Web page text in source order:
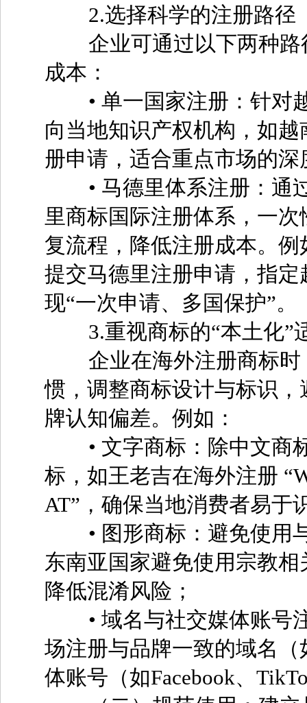
2.选择科学的注册路径
企业可通过以下两种路
成本：
• 单一国家注册：针对
向当地知识产权机构，如
册申请，适合重点市场的深
• 马德里体系注册：通过
里商标国际注册体系，一
复流程，降低注册成本。
提交马德里注册申请，指
现“一次申请、多国保护”。
3.重视商标的“本土化”
企业在海外注册商标时
惯，调整商标设计与标识
牌认知偏差。例如：
• 文字商标：除中文商
标，如王老吉在海外注册
AT”，确保当地消费者易于
• 图形商标：避免使用
东南亚国家避免使用宗教
降低混淆风险；
• 域名与社交媒体账号
场注册与品牌一致的域名（
体账号（如Facebook、